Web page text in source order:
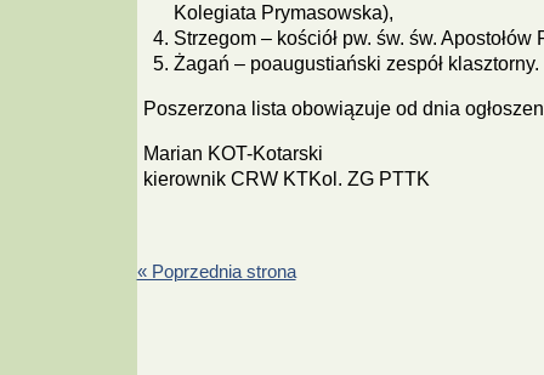
Kolegiata Prymasowska),
Strzegom – kościół pw. św. św. Apostołów
Żagań – poaugustiański zespół klasztorny.
Poszerzona lista obowiązuje od dnia
Marian KOT-Kotarski
kierownik CRW KTKol. ZG PTTK
« Poprzednia strona